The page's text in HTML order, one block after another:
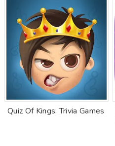
Quiz Of Kings: Trivia Games